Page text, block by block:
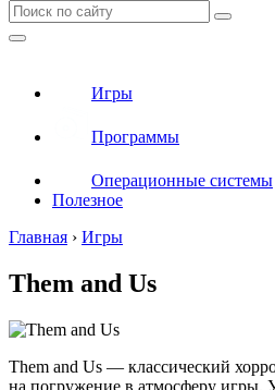
Игры
Программы
Операционные системы
Полезное
Главная › Игры
Them and Us
Them and Us — классический
на погружение в атмосферу игры.